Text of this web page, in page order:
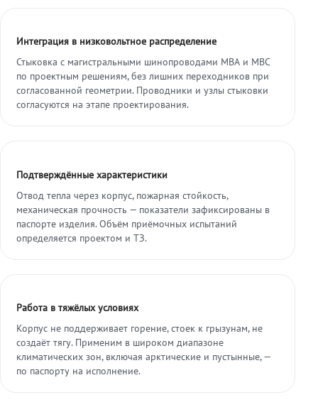
Интеграция в низковольтное распределение
Стыковка с магистральными шинопроводами МВА и МВС
по проектным решениям, без лишних переходников при
согласованной геометрии. Проводники и узлы стыковки
согласуются на этапе проектирования.
Подтверждённые характеристики
Отвод тепла через корпус, пожарная стойкость,
механическая прочность — показатели зафиксированы в
паспорте изделия. Объём приёмочных испытаний
определяется проектом и ТЗ.
Работа в тяжёлых условиях
Корпус не поддерживает горение, стоек к грызунам, не
создаёт тягу. Применим в широком диапазоне
климатических зон, включая арктические и пустынные, —
по паспорту на исполнение.